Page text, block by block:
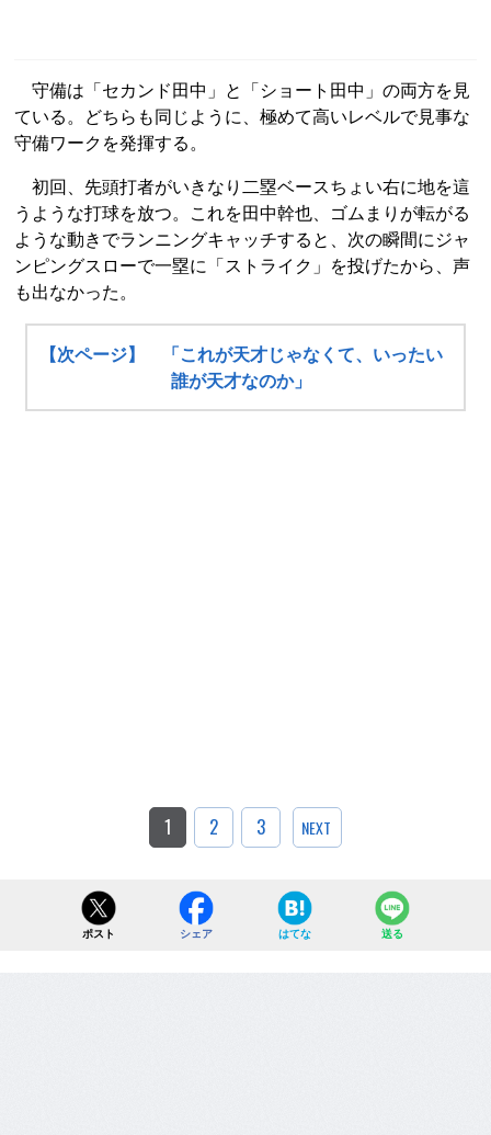
守備は「セカンド田中」と「ショート田中」の両方を見
ている。どちらも同じように、極めて高いレベルで見事な
守備ワークを発揮する。
初回、先頭打者がいきなり二塁ベースちょい右に地を這
うような打球を放つ。これを田中幹也、ゴムまりが転がる
ような動きでランニングキャッチすると、次の瞬間にジャ
ンピングスローで一塁に「ストライク」を投げたから、声
も出なかった。
【次ページ】 「これが天才じゃなくて、いったい
誰が天才なのか」
1 2 3 NEXT
ポスト シェア はてな 送る